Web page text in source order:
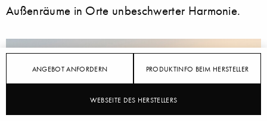
ANGEBOT ANFORDERN PRODUKTINFO BEIM HERSTELLER
WEBSEITE DES HERSTELLERS
Außenräume in Orte unbeschwerter Harmonie.